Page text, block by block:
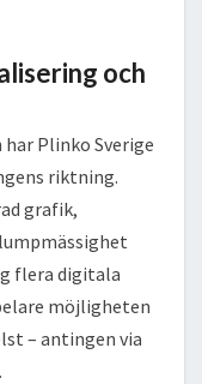
och
Plinko Sverige
riktning.
grafik,
flera digitala
möjligheten
– antingen via